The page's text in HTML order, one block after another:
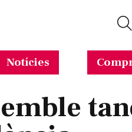
Notícies